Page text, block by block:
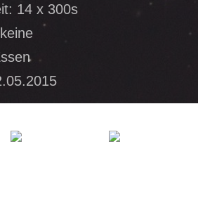
14 x 300s